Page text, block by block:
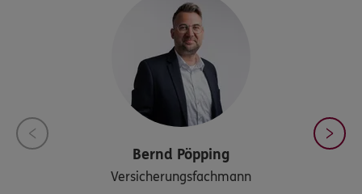
Bernd Pöpping
Versicherungsfachmann